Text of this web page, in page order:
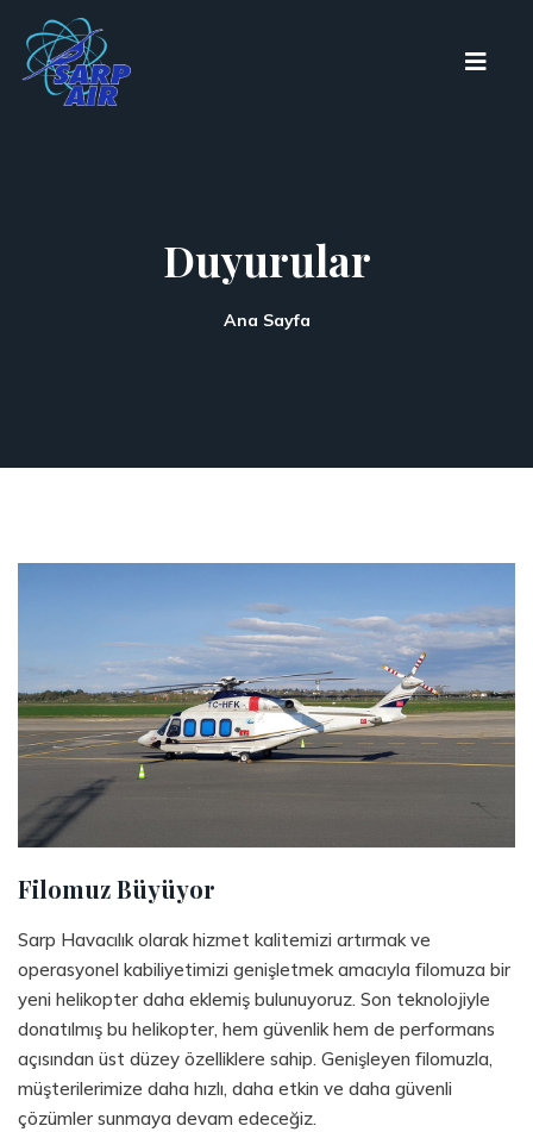
Duyurular
Ana Sayfa
Filomuz Büyüyor
Sarp Havacılık olarak hizmet kalitemizi artırmak ve
operasyonel kabiliyetimizi genişletmek amacıyla filomuza bir
yeni helikopter daha eklemiş bulunuyoruz. Son teknolojiyle
donatılmış bu helikopter, hem güvenlik hem de performans
açısından üst düzey özelliklere sahip. Genişleyen filomuzla,
müşterilerimize daha hızlı, daha etkin ve daha güvenli
çözümler sunmaya devam edeceğiz.